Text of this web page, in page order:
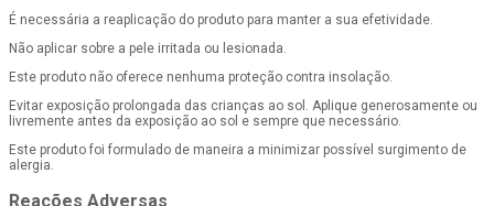
É necessária a reaplicação do produto para manter a sua efetividade.
Não aplicar sobre a pele irritada ou lesionada.
Este produto não oferece nenhuma proteção contra insolação.
Evitar exposição prolongada das crianças ao sol. Aplique generosamente ou
livremente antes da exposição ao sol e sempre que necessário.
Este produto foi formulado de maneira a minimizar possível surgimento de
alergia.
Reações Adversas